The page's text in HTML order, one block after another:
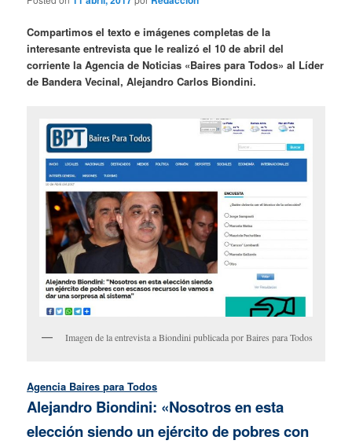
Compartimos el texto e imágenes completas de la
interesante entrevista que le realizó el 10 de abril del
corriente la Agencia de Noticias «Baires para Todos» al Líder
de Bandera Vecinal, Alejandro Carlos Biondini.
Imagen de la entrevista a Biondini publicada por Baires para Todos
Agencia Baires para Todos
Alejandro Biondini: «Nosotros en esta
elección siendo un ejército de pobres con